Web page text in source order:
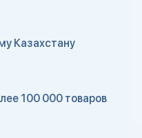
Казахстану
100 000 товаров